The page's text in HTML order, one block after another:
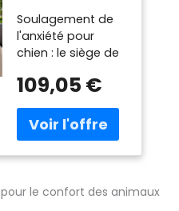
chiens de taille
moyenne ou
grande avec
harnais et
coussin épais,
parfait pour
les petits
animaux
jusqu'à 20,4 kg
Soulagement de
l'anxiété pour
chien : le siège de
pour chien permet
l'animal de
compagnie de 16
cm de hauteur,
par la fenêtre. Il
109,05 €
le confort des animaux